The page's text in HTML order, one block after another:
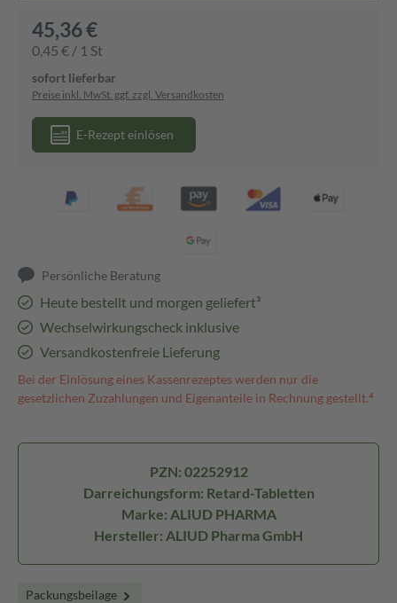
45,36 €
0,45 € / 1 St
sofort lieferbar
Preise inkl. MwSt. ggf. zzgl. Versandkosten
E-Rezept einlösen
Persönliche Beratung
Heute bestellt und morgen geliefert³
Wechselwirkungscheck inklusive
Versandkostenfreie Lieferung
Bei der Einlösung eines Kassenrezeptes werden nur die
gesetzlichen Zuzahlungen und Eigenanteile in Rechnung gestellt.⁴
PZN: 02252912
Darreichungsform: Retard-Tabletten
Marke: ALIUD PHARMA
Hersteller: ALIUD Pharma GmbH
Packungsbeilage